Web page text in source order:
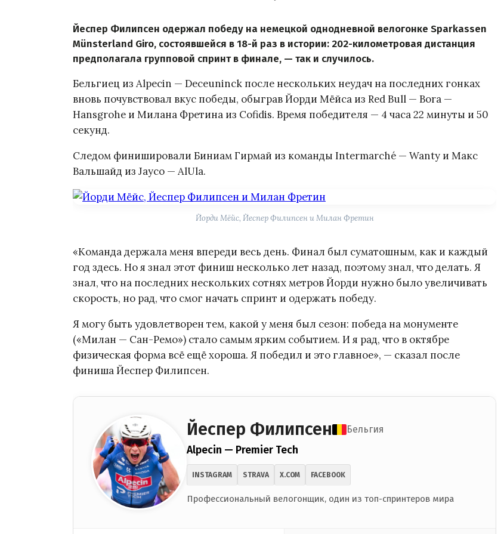
Йеспер Филипсен одержал победу на немецкой однодневной велогонке Sparkassen
Münsterland Giro, состоявшейся в 18-й раз в истории: 202-километровая дистанция
предполагала групповой спринт в финале, — так и случилось.
Бельгиец из Alpecin — Deceuninck после нескольких неудач на последних гонках
вновь почувствовал вкус победы, обыграв Йорди Мёйса из Red Bull — Bora —
Hansgrohe и Милана Фретина из Cofidis. Время победителя — 4 часа 22 минуты и 50
секунд.
Следом финишировали Биниам Гирмай из команды Intermarché — Wanty и Макс
Вальшайд из Jayco — AlUla.
Йорди Мёйс, Йеспер Филипсен и Милан Фретин
«Команда держала меня впереди весь день. Финал был суматошным, как и каждый
год здесь. Но я знал этот финиш несколько лет назад, поэтому знал, что делать. Я
знал, что на последних нескольких сотнях метров Йорди нужно было увеличивать
скорость, но рад, что смог начать спринт и одержать победу.
Я могу быть удовлетворен тем, какой у меня был сезон: победа на монументе
(«Милан — Сан-Ремо») стало самым ярким событием. И я рад, что в октябре
физическая форма всё ещё хороша. Я победил и это главное», — сказал после
финиша Йеспер Филипсен.
Йеспер Филипсен Бельгия
Alpecin — Premier Tech
INSTAGRAM STRAVA X.COM FACEBOOK
Профессиональный велогонщик, один из топ-спринтеров мира